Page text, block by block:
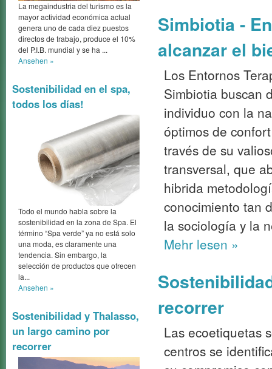
La megaindustria del turismo es la
mayor actividad económica actual
genera uno de cada diez puestos
directos de trabajo, produce el 10%
del P.I.B. mundial y se ha ...
Ansehen »
Sostenibilidad en el spa,
todos los días!
Todo el mundo habla sobre la
sostenibilidad en la zona de Spa. El
término “Spa verde” ya no está solo
una moda, es claramente una
tendencia. Sin embargo, la
selección de productos que ofrecen
la...
Ansehen »
Sostenibilidad y Thalasso,
un largo camino por
recorrer
Simbiotia -
alcanzar el
Los Entornos
Simbiotia buscan
individuo con la
óptimos de
través de su
transversal, que
hibrida
conocimiento tan
la sociología y la
Mehr lesen »
recorrer
Las ecoetiquetas
centros se